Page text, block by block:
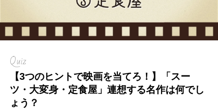
Quiz
【3つのヒントで映画を当てろ！】「スー
ツ・大変身・定食屋」連想する名作は何でし
ょう？